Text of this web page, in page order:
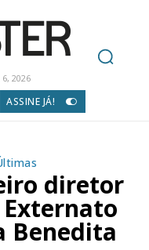
2026
ASSINE JÁ!
diretor
Benedita